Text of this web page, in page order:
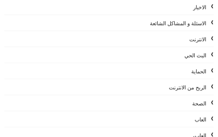
الاخبار
الاسئلة و المشاكل الشائعة
الانترنت
البث الحي
الحماية
الربح من الانترنت
الصحة
العاب